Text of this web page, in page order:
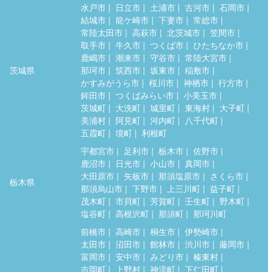
茨城県
水戸市 日立市 土浦市 古河市
石岡市
結城市
龍ケ崎市 下妻市
常総市
常陸太田市
高萩市 北茨城市
笠間市
取手市
牛久市 つくば市
ひたちなか市
鹿嶋市
潮来市 守谷市
常陸大宮市
那珂市
筑西市 坂東市
稲敷市
かすみがうら市
桜川市 神栖市
行方市
鉾田市
つくばみらい市
小美玉市
茨城町
大洗町 城里町 東海村
大子町
美浦村
阿見町 河内町
八千代町
五霞町
境町 利根町
栃木県
宇都宮市 足利市 栃木市
佐野市
鹿沼市
日光市 小山市
真岡市
大田原市
矢板市 那須塩原市
さくら市
那須烏山市
下野市 上三川町
益子町
茂木町
市貝町 芳賀町 壬生町
野木町
塩谷町
高根沢町 那須町 那珂川町
前橋市 高崎市 桐生市
伊勢崎市
太田市
沼田市 館林市 渋川市
藤岡市
富岡市
安中市 みどり市
榛東村
吉岡町
上野村 神流町
下仁田町